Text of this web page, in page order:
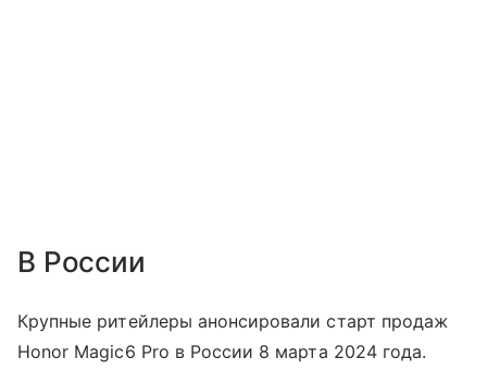
В России
Крупные ритейлеры анонсировали старт продаж
Honor Magic6 Pro в России 8 марта 2024 года.